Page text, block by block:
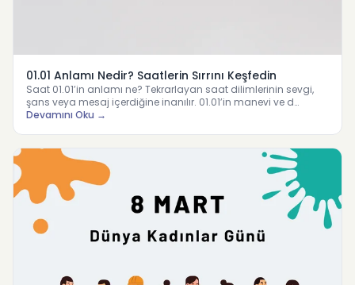
01.01 Anlamı Nedir? Saatlerin Sırrını Keşfedin
Saat 01.01’in anlamı ne? Tekrarlayan saat dilimlerinin sevgi,
şans veya mesaj içerdiğine inanılır. 01.01’in manevi ve d…
Devamını Oku →